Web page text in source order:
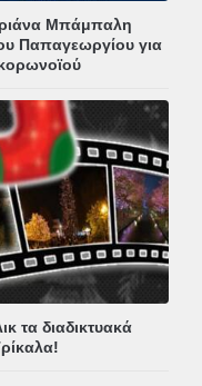
Μπάμπαλη
Παπαγεωργίου για
τα διαδικτυακά